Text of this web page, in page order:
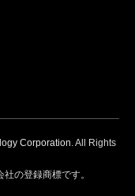
Corporation . All Rights
の登録商標です。